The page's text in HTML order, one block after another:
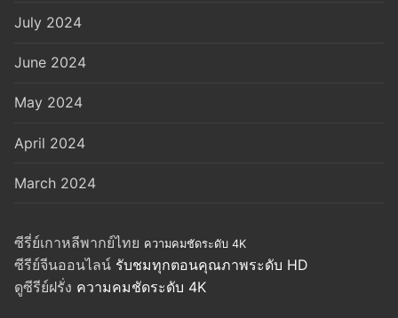
July 2024
June 2024
May 2024
April 2024
March 2024
ซีรี่ย์เกาหลีพากย์ไทย ความคมชัดระดับ 4K
ซีรีย์จีนออนไลน์ รับชมทุกตอนคุณภาพระดับ HD
ดูซีรีย์ฝรั่ง ความคมชัดระดับ 4K